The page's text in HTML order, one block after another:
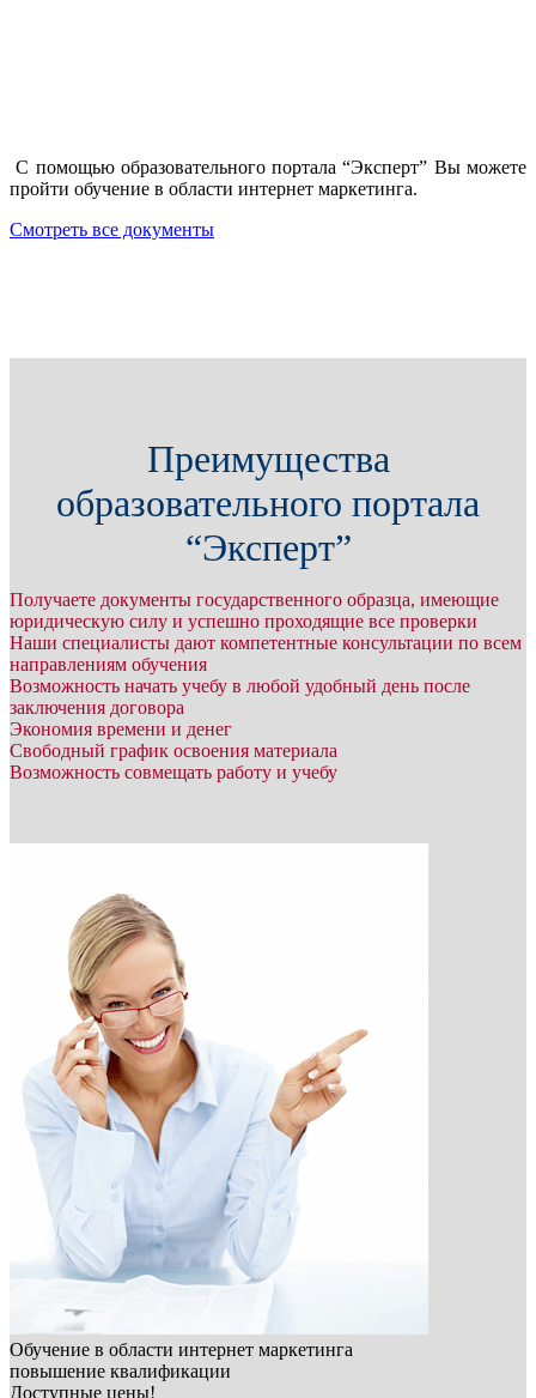
С помощью образовательного портала “Эксперт” Вы можете
пройти обучение в области интернет маркетинга.
Смотреть все документы
Преимущества
образовательного портала
“Эксперт”
Получаете документы государственного образца, имеющие
юридическую силу и успешно проходящие все проверки
Наши специалисты дают компетентные консультации по всем
направлениям обучения
Возможность начать учебу в любой удобный день после
заключения договора
Экономия времени и денег
Свободный график освоения материала
Возможность совмещать работу и учебу
Обучение в области интернет маркетинга
повышение квалификации
Доступные цены!